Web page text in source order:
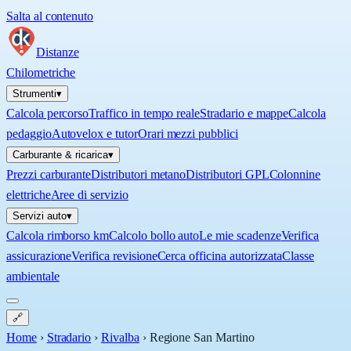
Salta al contenuto
Distanze
Chilometriche
Strumenti▾
Calcola percorsoTraffico in tempo realeStradario e mappeCalcola
pedaggioAutovelox e tutorOrari mezzi pubblici
Carburante & ricarica▾
Prezzi carburanteDistributori metanoDistributori GPLColonnine
elettricheAree di servizio
Servizi auto▾
Calcola rimborso kmCalcolo bollo autoLe mie scadenzeVerifica
assicurazioneVerifica revisioneCerca officina autorizzataClasse
ambientale
🔗
Home › Stradario › Rivalba › Regione San Martino